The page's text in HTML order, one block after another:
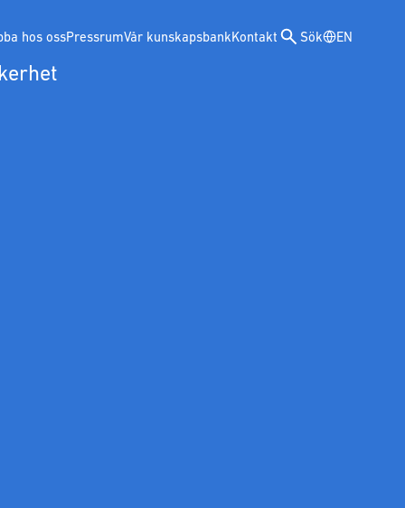
hos ossPressrumVår kunskapsbankKontakt Sök EN